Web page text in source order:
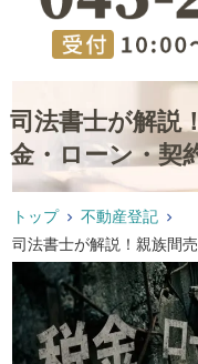
司法書士が解説
金・ローン・契
トップ
不動産登記
司法書士が解説！親族間